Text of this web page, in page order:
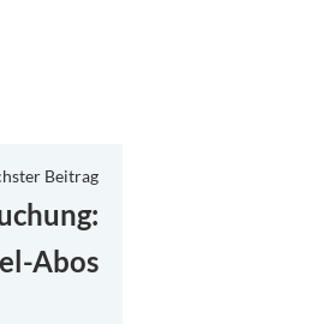
BeitragNächster
Beitrag:
Abos